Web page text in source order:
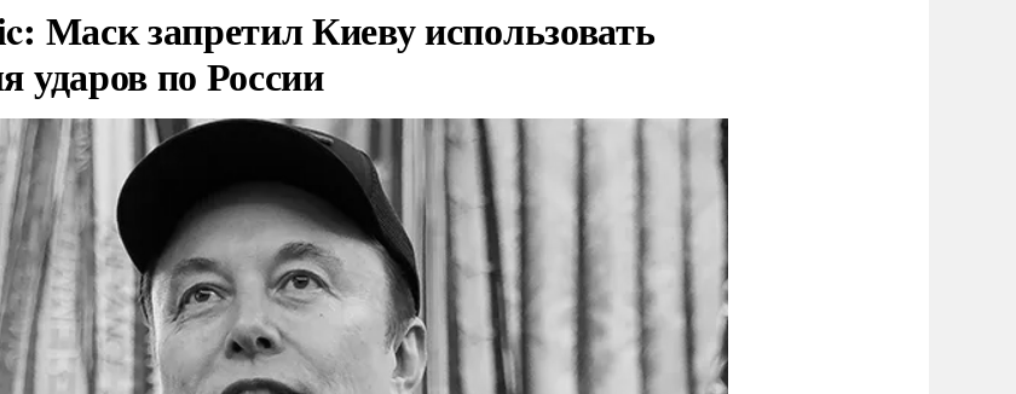
Маск запретил Киеву использовать
ударов по России